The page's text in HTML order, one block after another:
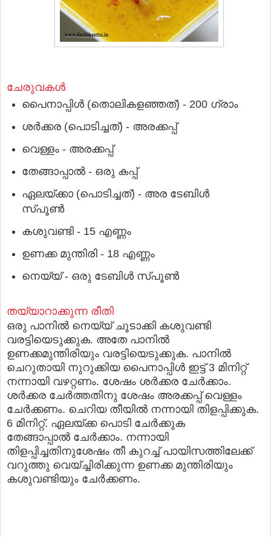
ചേരുവകള്‍
പൈനാപ്പിള്‍ (തൊലികളഞ്ഞത്) - 200 ഗ്രാം
ശര്‍ക്കര (പൊടിച്ചത്) - അരക്കപ്പ്
വെള്ളം - അരക്കപ്പ്
തേങ്ങാപ്പാല്‍ - ഒരു കപ്പ്
ഏലയ്ക്കാ (പൊടിച്ചത്) - അര ടേബിള്‍
സ്പൂണ്‍
കശുവണ്ടി - 15 എണ്ണം
ഉണക്ക മുന്തിരി - 18 എണ്ണം
നെയ്യ് - ഒരു ടേബിള്‍ സ്പൂണ്‍
തയ്യാറാക്കുന്ന രീതി
ഒരു പാനില്‍ നെയ്യ് ചൂടാക്കി കശുവണ്ടി
വരട്ടിയെടുക്കുക. അതേ പാനില്‍
ഉണക്കമുന്തിരിയും വരട്ടിയെടുക്കുക. പാനില്‍
ചെറുതായി നുറുക്കിയ പൈനാപ്പിള്‍ ഇട്ട് 3 മിനിറ്റ്
നന്നായി വഴറ്റണം. ശേഷം ശര്‍ക്കര ചേര്‍ക്കാം.
ശര്‍ക്കര ചേര്‍ത്തതിനു ശേഷം അരക്കപ്പ് വെള്ളം
ചേര്‍ക്കണം. ചെറിയ തീയില്‍ നന്നായി തിളപ്പിക്കുക.
6 മിനിറ്റ്. ഏലയ്ക്ക പൊടി ചേര്‍ക്കുക
തേങ്ങാപ്പാല്‍ ചേര്‍ക്കാം. നന്നായി
തിളപ്പിച്ചതിനുശേഷം തീ കുറച്ച് പായിസത്തിലേക്ക്
വറുത്തു വെയ്ച്ചിരിക്കുന്ന ഉണക്ക മുന്തിരിയും
കശുവണ്ടിയും ചേര്‍ക്കണം.